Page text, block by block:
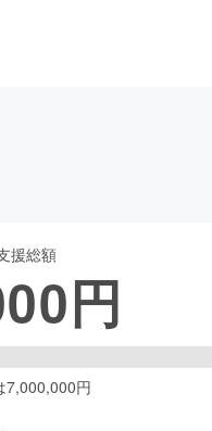
援総額
円
7,000,000円